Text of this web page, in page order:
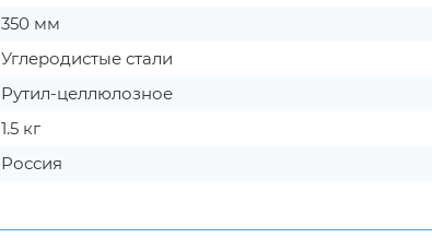
350 мм
Углеродистые стали
Рутил-целлюлозное
1.5 кг
Россия